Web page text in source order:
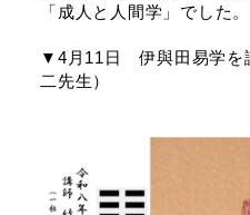
「成人と人間学」でした。
▼4月11日 伊與田易学
二先生）